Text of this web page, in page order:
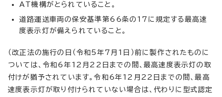
AT機構がとられていること。
道路運送車両の保安基準第66条の17に規定する最高速
度表示灯が備えられていること。
（改正法の施行の日（令和5年7月1日）前に製作されたものに
ついては、令和6年12月22日までの間、最高速度表示灯の取
付けが猶予されています。令和6年12月22日までの間、最高
速度表示灯が取り付けられていない場合は、代わりに型式認定